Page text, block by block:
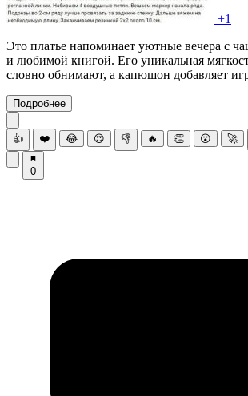
+1
Это платье напоминает уютные вечера с
и любимой книгой. Его уникальная
словно обнимают, а капюшон добавляет
Подробнее
👍 ❤️ 😂 😍 👎 🔥 👏 😮 🚀
0